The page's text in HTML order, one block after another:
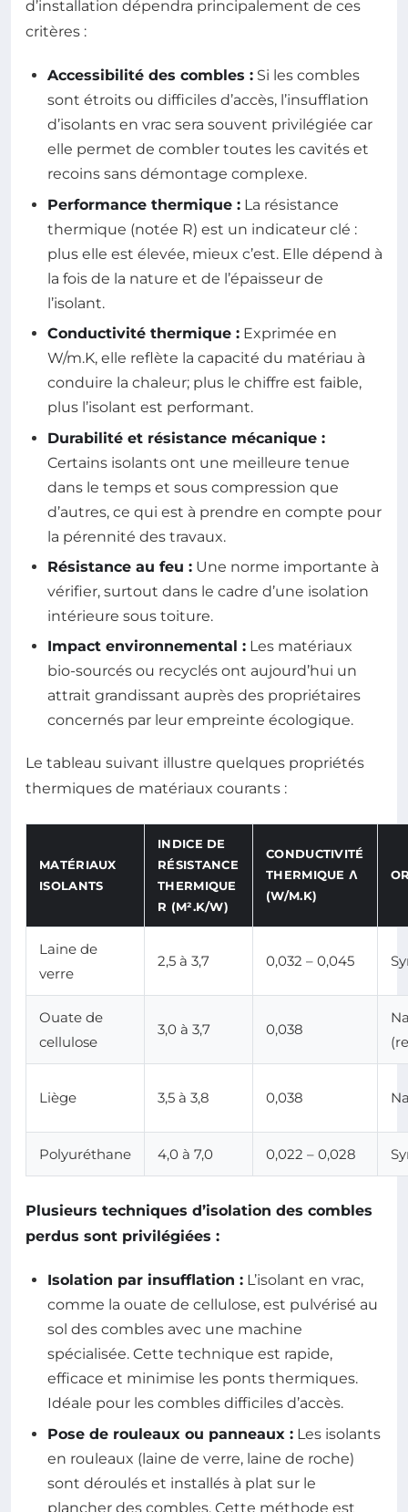
d’installation dépendra principalement de ces
critères :
Accessibilité des combles : Si les combles
sont étroits ou difficiles d’accès, l’insufflation
d’isolants en vrac sera souvent privilégiée car
elle permet de combler toutes les cavités et
recoins sans démontage complexe.
Performance thermique : La résistance
thermique (notée R) est un indicateur clé :
plus elle est élevée, mieux c’est. Elle dépend à
la fois de la nature et de l’épaisseur de
l’isolant.
Conductivité thermique : Exprimée en
W/m.K, elle reflète la capacité du matériau à
conduire la chaleur; plus le chiffre est faible,
plus l’isolant est performant.
Durabilité et résistance mécanique :
Certains isolants ont une meilleure tenue
dans le temps et sous compression que
d’autres, ce qui est à prendre en compte pour
la pérennité des travaux.
Résistance au feu : Une norme importante à
vérifier, surtout dans le cadre d’une isolation
intérieure sous toiture.
Impact environnemental : Les matériaux
bio-sourcés ou recyclés ont aujourd’hui un
attrait grandissant auprès des propriétaires
concernés par leur empreinte écologique.
Le tableau suivant illustre quelques propriétés
thermiques de matériaux courants :
MATÉRIAUX
ISOLANTS
INDICE DE
RÉSISTANCE
THERMIQUE
R (M².K/W)
CONDUCTIVITÉ
THERMIQUE Λ
(W/M.K)
Laine de
verre
2,5 à 3,7 0,032 – 0,045
Ouate de
cellulose
3,0 à 3,7 0,038
Liège 3,5 à 3,8 0,038
Polyuréthane 4,0 à 7,0 0,022 – 0,028
Plusieurs techniques d’isolation des combles
perdus sont privilégiées :
Isolation par insufflation : L’isolant en vrac,
comme la ouate de cellulose, est pulvérisé au
sol des combles avec une machine
spécialisée. Cette technique est rapide,
efficace et minimise les ponts thermiques.
Idéale pour les combles difficiles d’accès.
Pose de rouleaux ou panneaux : Les isolants
en rouleaux (laine de verre, laine de roche)
sont déroulés et installés à plat sur le
plancher des combles. Cette méthode est